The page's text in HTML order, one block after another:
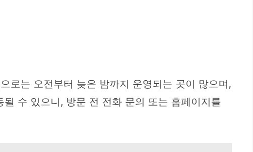
로는 오전부터 늦은 밤까지 운영되는 곳이 많으며,
수 있으니, 방문 전 전화 문의 또는 홈페이지를